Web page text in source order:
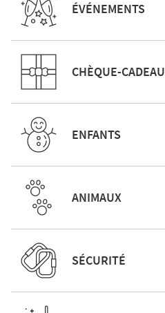
ÉVÉNEMENTS
CHÈQUE-CADEAU
ENFANTS
ANIMAUX
SÉCURITÉ